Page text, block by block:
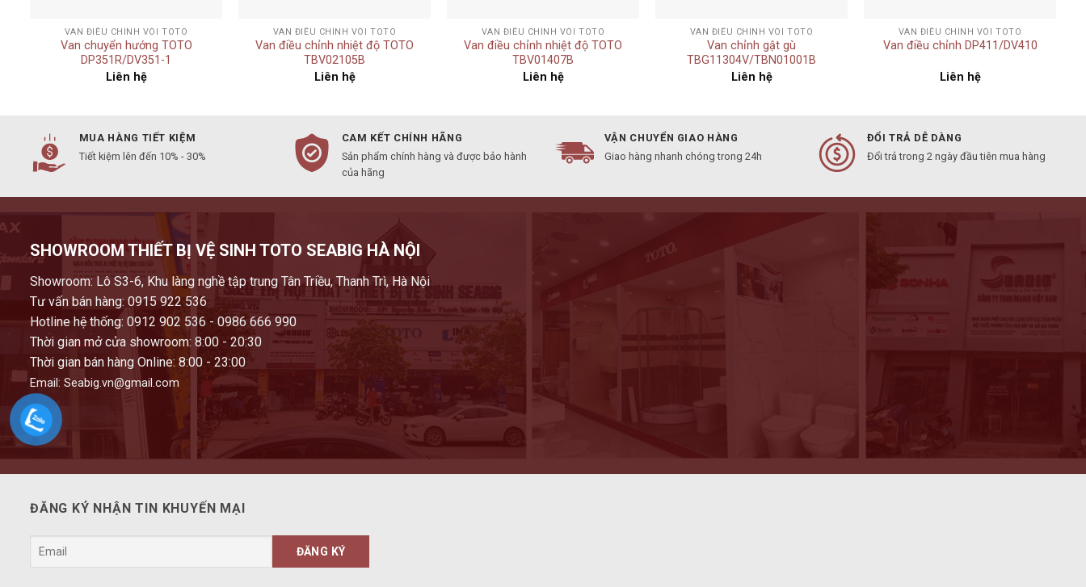
VAN ĐIỀU CHỈNH VÒI TOTO
Van chuyển hướng TOTO
DP351R/DV351-1
Liên hệ
VAN ĐIỀU CHỈNH VÒI TOTO
Van điều chỉnh nhiệt độ TOTO
TBV02105B
Liên hệ
VAN ĐIỀU CHỈNH VÒI TOTO
Van điều chỉnh nhiệt độ TOTO
TBV01407B
Liên hệ
VAN ĐIỀU CHỈNH VÒI TOTO
Van chỉnh gật gù
TBG11304V/TBN01001B
Liên hệ
VAN ĐIỀU CHỈNH VÒI TOTO
Van điều chỉnh DP411/DV410
Liên hệ
MUA HÀNG TIẾT KIỆM
Tiết kiệm lên đến 10% - 30%
CAM KẾT CHÍNH HÃNG
Sản phẩm chính hàng và được bảo hành
của hãng
VẬN CHUYỂN GIAO HÀNG
Giao hàng nhanh chóng trong 24h
ĐỔI TRẢ DỄ DÀNG
Đổi trả trong 2 ngày đầu tiên mua hàng
SHOWROOM THIẾT BỊ VỆ SINH TOTO SEABIG HÀ NỘI
Showroom: Lô S3-6, Khu làng nghề tập trung Tân Triều, Thanh Trì, Hà Nội
Tư vấn bán hàng: 0915 922 536
Hotline hệ thống: 0912 902 536 - 0986 666 990
Thời gian mở cửa showroom: 8:00 - 20:30
Thời gian bán hàng Online: 8:00 - 23:00
Email: Seabig.vn@gmail.com
ĐĂNG KÝ NHẬN TIN KHUYẾN MẠI